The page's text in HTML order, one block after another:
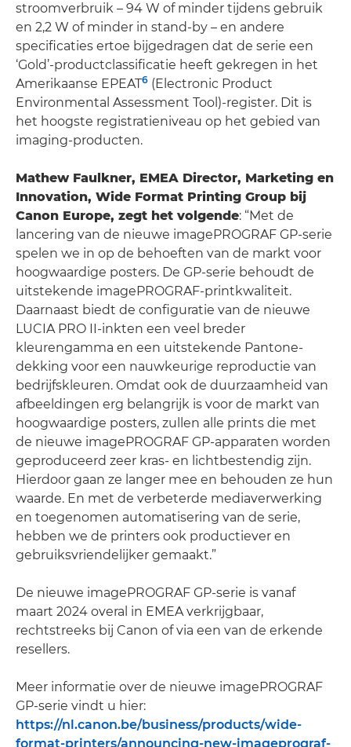
stroomverbruik – 94 W of minder tijdens gebruik
en 2,2 W of minder in stand-by – en andere
specificaties ertoe bijgedragen dat de serie een
‘Gold’-productclassificatie heeft gekregen in het
Amerikaanse EPEAT6 (Electronic Product
Environmental Assessment Tool)-register. Dit is
het hoogste registratieniveau op het gebied van
imaging-producten.
Mathew Faulkner, EMEA Director, Marketing en
Innovation, Wide Format Printing Group bij
Canon Europe, zegt het volgende: “Met de
lancering van de nieuwe imagePROGRAF GP-serie
spelen we in op de behoeften van de markt voor
hoogwaardige posters. De GP-serie behoudt de
uitstekende imagePROGRAF-printkwaliteit.
Daarnaast biedt de configuratie van de nieuwe
LUCIA PRO II-inkten een veel breder
kleurengamma en een uitstekende Pantone-
dekking voor een nauwkeurige reproductie van
bedrijfskleuren. Omdat ook de duurzaamheid van
afbeeldingen erg belangrijk is voor de markt van
hoogwaardige posters, zullen alle prints die met
de nieuwe imagePROGRAF GP-apparaten worden
geproduceerd zeer kras- en lichtbestendig zijn.
Hierdoor gaan ze langer mee en behouden ze hun
waarde. En met de verbeterde mediaverwerking
en toegenomen automatisering van de serie,
hebben we de printers ook productiever en
gebruiksvriendelijker gemaakt.”
De nieuwe imagePROGRAF GP-serie is vanaf
maart 2024 overal in EMEA verkrijgbaar,
rechtstreeks bij Canon of via een van de erkende
resellers.
Meer informatie over de nieuwe imagePROGRAF
GP-serie vindt u hier:
https://nl.canon.be/business/products/wide-
format-printers/announcing-new-imageprograf-